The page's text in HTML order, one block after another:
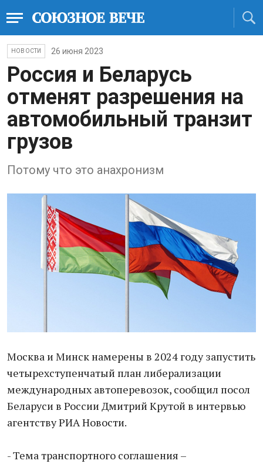
НОВОСТИ 26 июня 2023
Россия и Беларусь
отменят разрешения на
автомобильный транзит
грузов
Потому что это анахронизм
Москва и Минск намерены в 2024 году запустить
четырехступенчатый план либерализации
международных автоперевозок, сообщил посол
Беларуси в России Дмитрий Крутой в интервью
агентству РИА Новости.
- Тема транспортного соглашения –